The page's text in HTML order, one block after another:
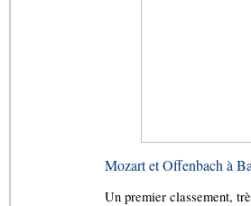
Mozart et Offenbach à
Un premier classement,